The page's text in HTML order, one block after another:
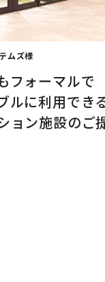
せて作成致しま
ムズ様
フォーマルで
ルに利用でき
ョン施設のご